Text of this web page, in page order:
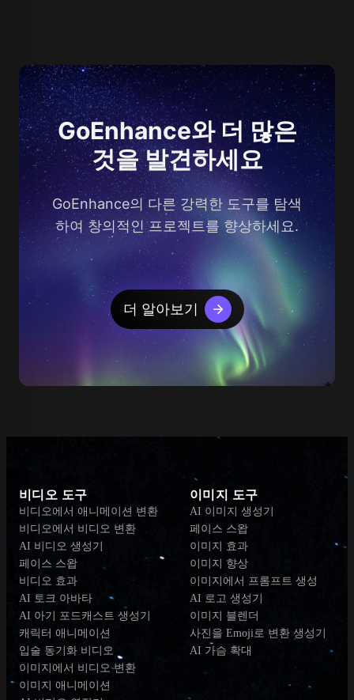
GoEnhance와 더 많은
것을 발견하세요
GoEnhance의 다른 강력한 도구를 탐색
하여 창의적인 프로젝트를 향상하세요.
더 알아보기
비디오 도구
비디오에서 애니메이션 변환
비디오에서 비디오 변환
AI 비디오 생성기
페이스 스왑
비디오 효과
AI 토크 아바타
AI 아기 포드캐스트 생성기
캐릭터 애니메이션
입술 동기화 비디오
이미지에서 비디오 변환
이미지 애니메이션
이미지 도구
AI 이미지 생성기
페이스 스왑
이미지 효과
이미지 향상
이미지에서 프롬프트 생성
AI 로고 생성기
이미지 블렌더
사진을 Emoji로 변환 생성기
AI 가슴 확대